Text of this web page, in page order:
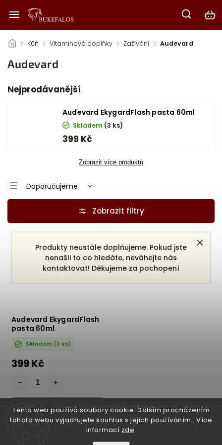
Tento web používá soubory cookie. Dalším procházením
tohoto webu vyjadřujete souhlas s jejich používáním.. Více
informací zde.
Produkty neustále doplňujeme. Pokud jste
nenašli to co hledáte, neváhejte nás
kontaktovat! Děkujeme za pochopení
/ Kůň / Vitamínové doplňky / Zažívání / Audevard
Audevard
Nejprodávanější
Audevard EkygardFlash pasta 60ml
Skladem (3 ks)
399 Kč
Zobrazit více produktů
Doporučujeme
Nejlevnější
Nejprodávanější
Abecedně
Audevard EkygardFlash
pasta 60ml
Skladem (3 ks)
399 Kč
DO KOŠÍKU